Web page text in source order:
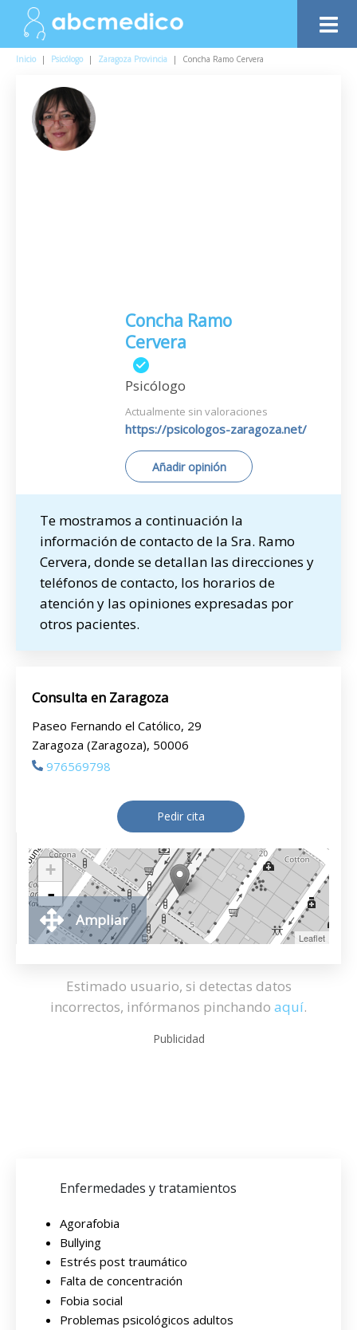
Inicio | Psicólogo | Zaragoza Provincia | Concha Ramo Cervera
Concha Ramo
Cervera
Psicólogo
Actualmente sin valoraciones
https://psicologos-zaragoza.net/
Añadir opinión
Te mostramos a continuación la
información de contacto de la Sra. Ramo
Cervera, donde se detallan las direcciones y
teléfonos de contacto, los horarios de
atención y las opiniones expresadas por
otros pacientes.
Consulta en Zaragoza
Paseo Fernando el Católico, 29
Zaragoza (Zaragoza), 50006
976569798
Pedir cita
+
-
Leaflet
Ampliar
Estimado usuario, si detectas datos
incorrectos, infórmanos pinchando aquí.
Publicidad
Enfermedades y tratamientos
Agorafobia
Bullying
Estrés post traumático
Falta de concentración
Fobia social
Problemas psicológicos adultos